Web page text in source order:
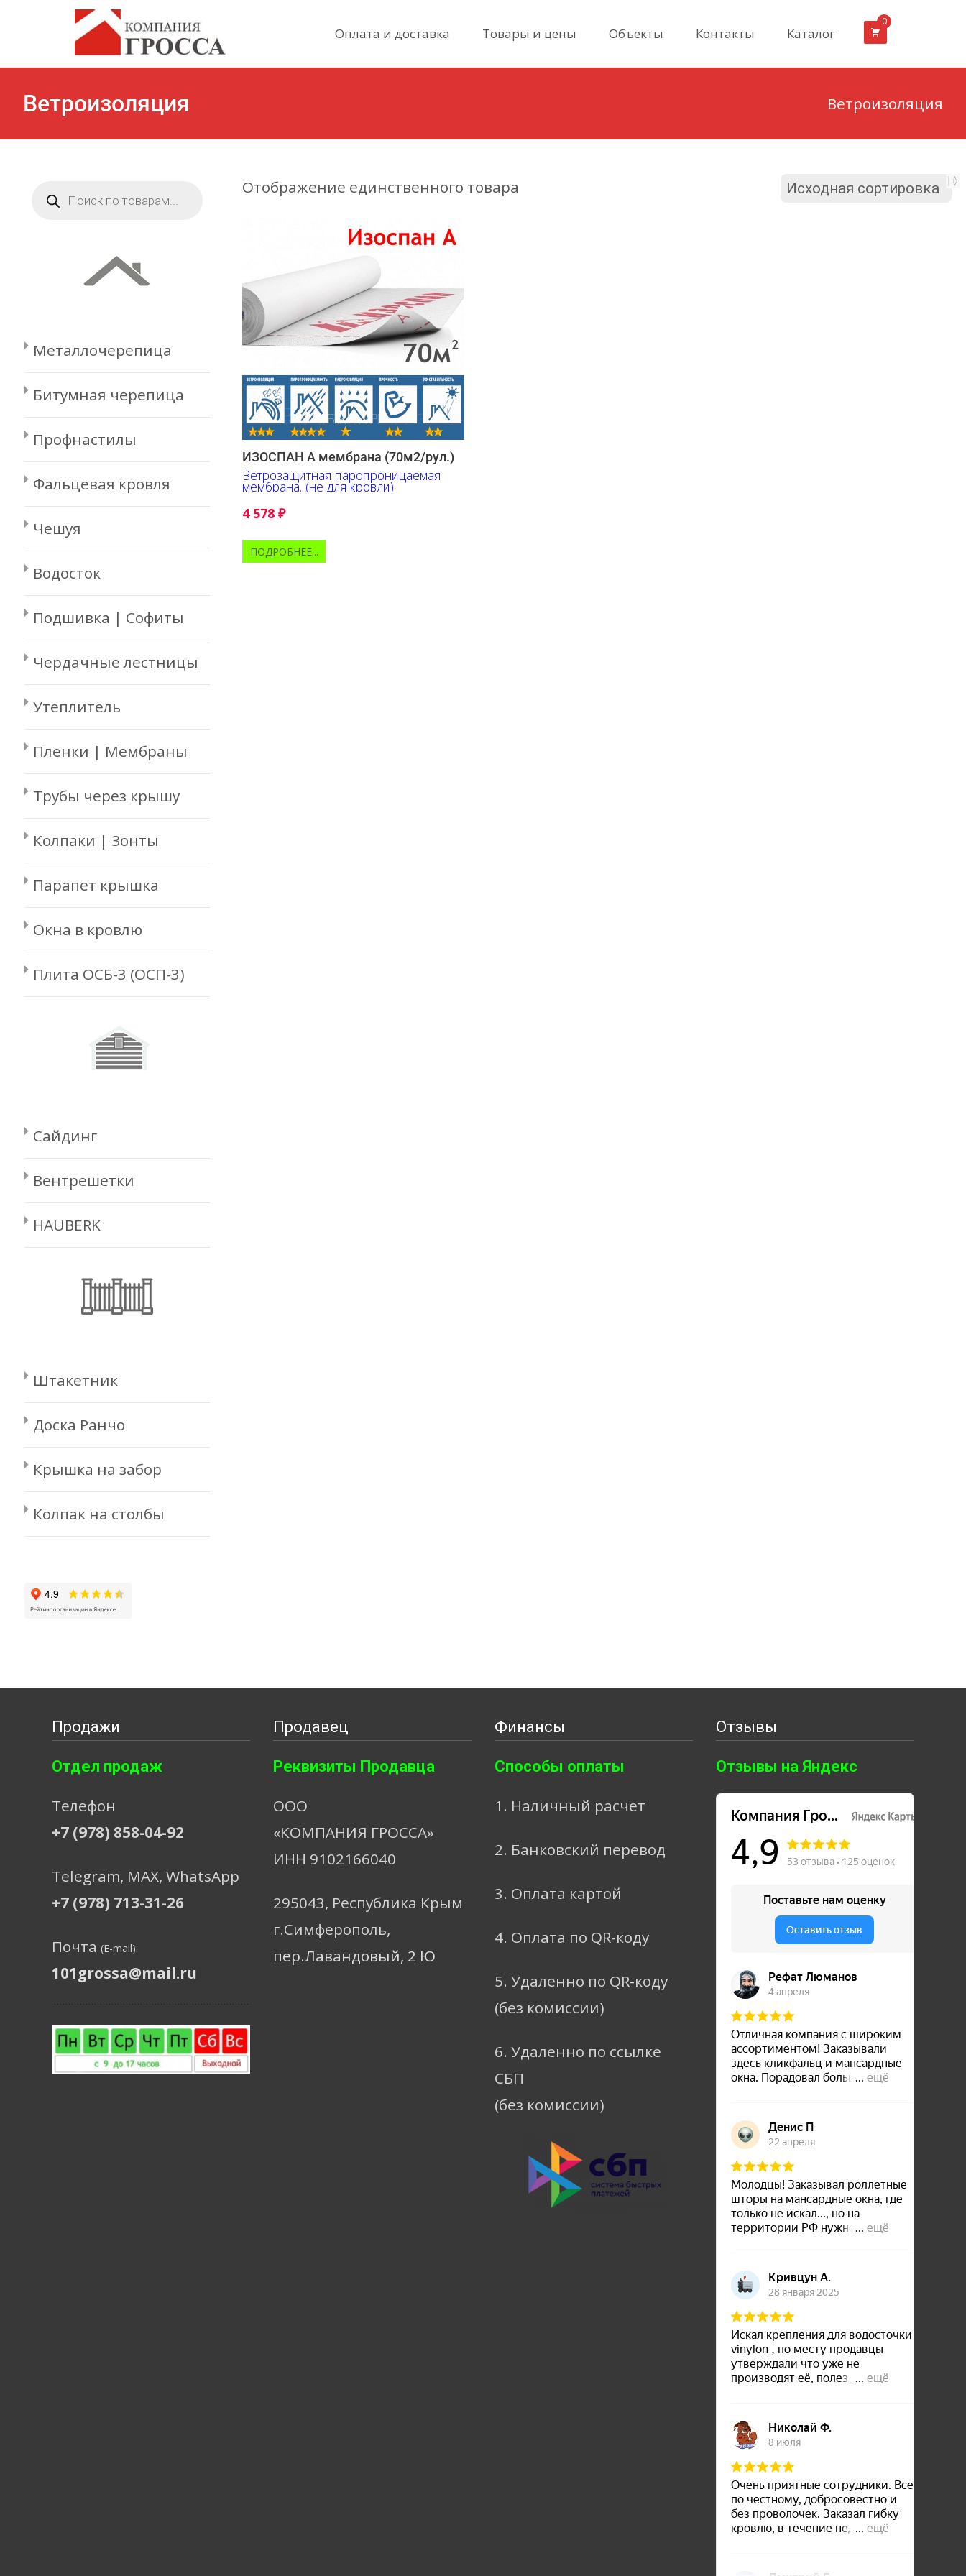
content
Оплата и доставка Товары и цены Объекты Контакты Каталог
0
Ветроизоляция Ветроизоляция
Отображение единственного товара
ИЗОСПАН А мембрана (70м2/рул.)
Ветрозащитная паропроницаемая
мембрана. (не для кровли)
4 578 ₽
ПОДРОБНЕЕ...
товаров
Металлочерепица
Битумная черепица
Профнастилы
Фальцевая кровля
Чешуя
Водосток
Подшивка | Софиты
Чердачные лестницы
Утеплитель
Пленки | Мембраны
Трубы через крышу
Колпаки | Зонты
Парапет крышка
Окна в кровлю
Плита ОСБ-3 (ОСП-3)
Сайдинг
Вентрешетки
HAUBERK
Штакетник
Доска Ранчо
Крышка на забор
Колпак на столбы
Продажи
Отдел продаж
Телефон
+7 (978) 858-04-92
Telegram, МАХ, WhatsApp
+7 (978) 713-31-26
Почта (E-mail):
101grossa@mail.ru
Продавец
Реквизиты Продавца
ООО
«КОМПАНИЯ ГРОССА»
ИНН 9102166040
295043, Республика Крым
г.Симферополь,
пер.Лавандовый, 2 Ю
Финансы
Способы оплаты
1. Наличный расчет
2. Банковский перевод
3. Оплата картой
4. Оплата по QR-коду
5. Удаленно по QR-коду
(без комиссии)
6. Удаленно по ссылке
СБП
(без комиссии)
Отзывы
Отзывы на Яндекс